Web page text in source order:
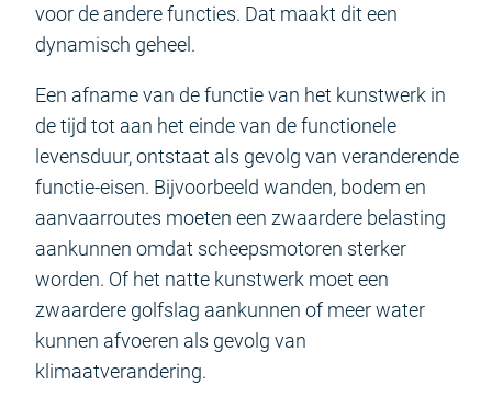
voor de andere functies. Dat maakt dit een
dynamisch geheel.
Een afname van de functie van het kunstwerk in
de tijd tot aan het einde van de functionele
levensduur, ontstaat als gevolg van veranderende
functie-eisen. Bijvoorbeeld wanden, bodem en
aanvaarroutes moeten een zwaardere belasting
aankunnen omdat scheepsmotoren sterker
worden. Of het natte kunstwerk moet een
zwaardere golfslag aankunnen of meer water
kunnen afvoeren als gevolg van
klimaatverandering.